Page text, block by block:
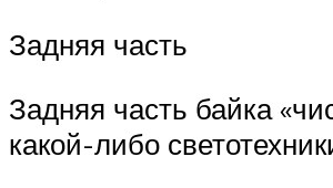
Задняя часть
Задняя часть байка
какой-либо